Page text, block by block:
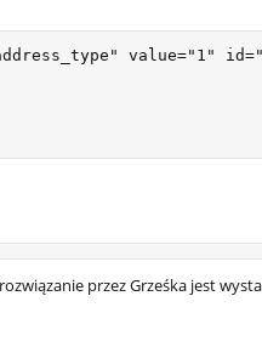
value="1"
przez Grześka jest